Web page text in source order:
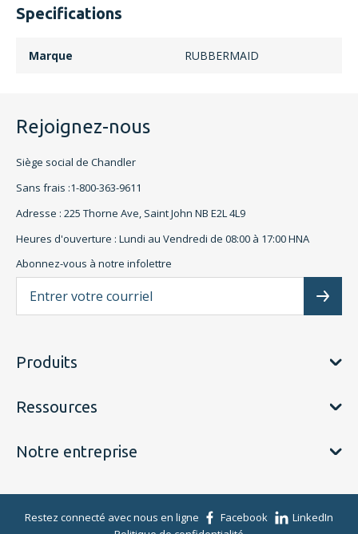
Specifications
Marque RUBBERMAID
Rejoignez-nous
Siège social de Chandler
Sans frais :1-800-363-9611
Adresse : 225 Thorne Ave, Saint John NB E2L 4L9
Heures d'ouverture : Lundi au Vendredi de 08:00 à 17:00 HNA
Abonnez-vous à notre infolettre
Produits
Ressources
Notre entreprise
Restez connecté avec nous en ligne Facebook
LinkedIn